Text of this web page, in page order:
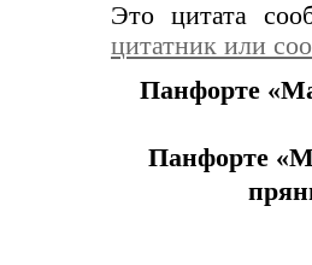
Это цитата
цитатник или
Панфорте
Панфорте